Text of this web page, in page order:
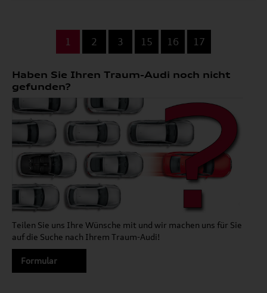
1 2 3 15 16 17
Haben Sie Ihren Traum-Audi noch nicht
gefunden?
Teilen Sie uns Ihre Wünsche mit und wir machen uns für Sie
auf die Suche nach Ihrem Traum-Audi!
Formular